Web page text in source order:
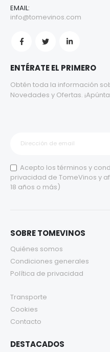
EMAIL:
info@tomevinos.com
ENTÉRATE EL PRIMERO
Obtén toda la información
Novedades y Ofertas.
Acepto los términos y
privacidad de TomeVinos y
18 años o más)
SOBRE TOMEVINOS
Quiénes somos
Condiciones generales
Política de privacidad
Transporte
Cookies
Contacto
DESTACADOS